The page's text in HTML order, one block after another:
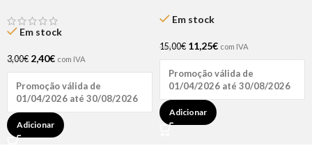
Em stock
3,00€ 2,40€ com IVA
Promoção válida de
01/04/2026 até 30/08/2026
Adicionar
HairEm stock
15,00€ 11,25€ com IVA
Promoção válida de
01/04/2026 até 30/08/2026
Adicionar